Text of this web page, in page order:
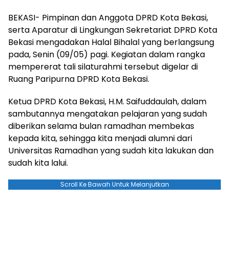
BEKASI- Pimpinan dan Anggota DPRD Kota Bekasi,
serta Aparatur di Lingkungan Sekretariat DPRD Kota
Bekasi mengadakan Halal Bihalal yang berlangsung
pada, Senin (09/05) pagi. Kegiatan dalam rangka
mempererat tali silaturahmi tersebut digelar di
Ruang Paripurna DPRD Kota Bekasi.
Ketua DPRD Kota Bekasi, H.M. Saifuddaulah, dalam
sambutannya mengatakan pelajaran yang sudah
diberikan selama bulan ramadhan membekas
kepada kita, sehingga kita menjadi alumni dari
Universitas Ramadhan yang sudah kita lakukan dan
sudah kita lalui.
Scroll Ke Bawah Untuk Melanjutkan